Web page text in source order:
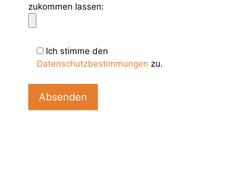
zukommen lassen:
Ich stimme den
Datenschutzbestimmungen zu.